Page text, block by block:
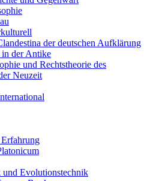
der deutschen Aufklärung
in der Antike
und Rechtstheorie des
Neuzeit
Evolutionstechnik